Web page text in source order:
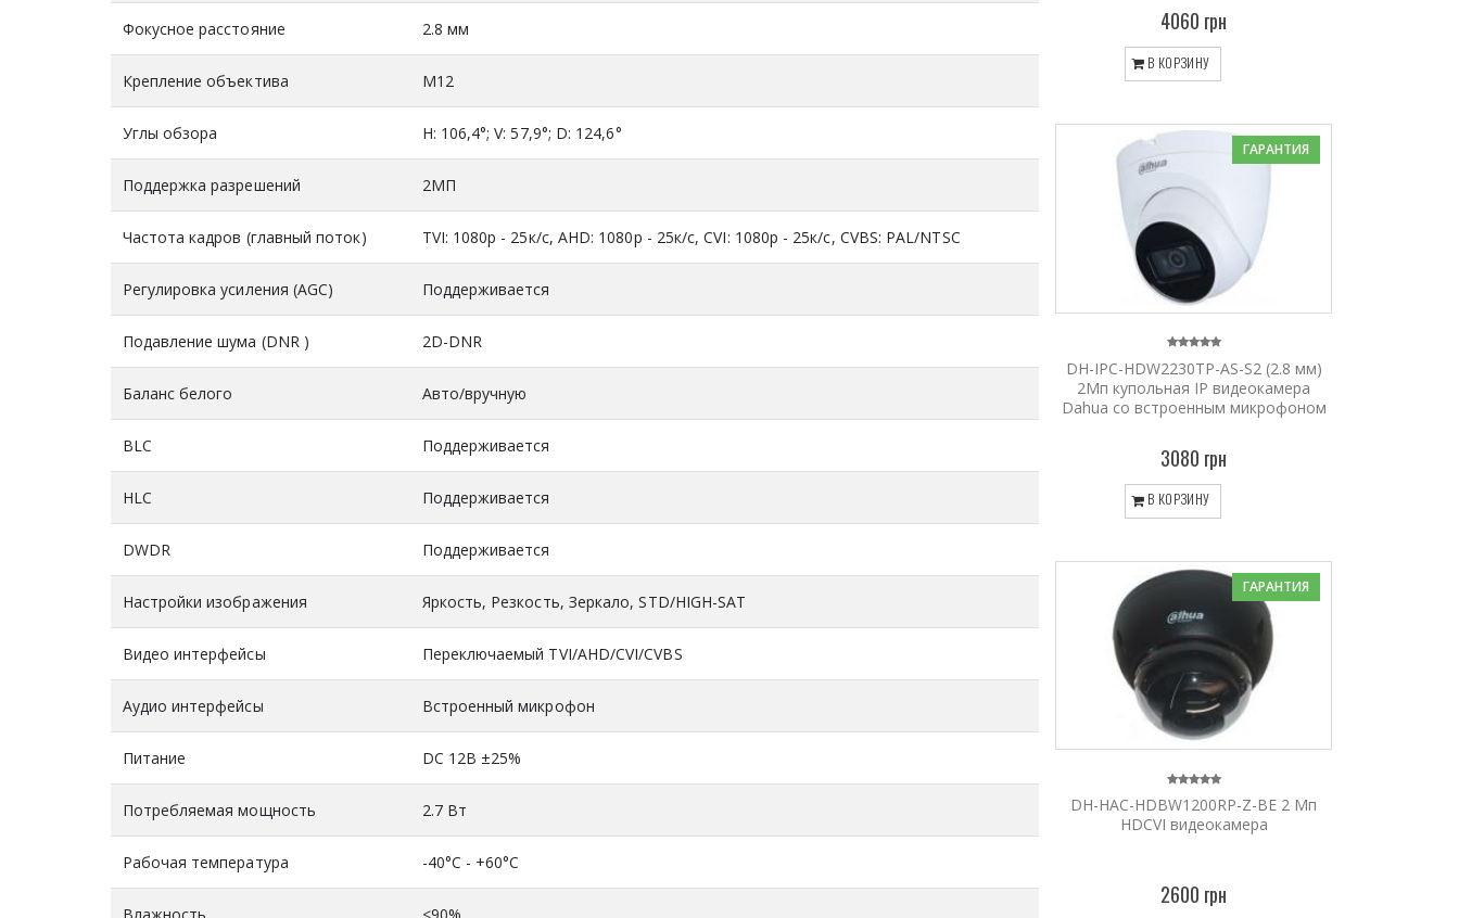
Фокусное расстояние 2.8 мм
Крепление объектива М12
Углы обзора H: 106,4°; V: 57,9°; D: 124,6°
Поддержка разрешений 2МП
Частота кадров (главный поток) TVI: 1080p - 25к/с, AHD: 1080p - 25к/с, CVI: 1080p - 25к/с, CVBS: PAL/NTSC
Регулировка усиления (AGC) Поддерживается
Подавление шума (DNR ) 2D-DNR
Баланс белого Авто/вручную
BLC Поддерживается
HLC Поддерживается
DWDR Поддерживается
Настройки изображения Яркость, Резкость, Зеркало, STD/HIGH-SAT
Видео интерфейсы Переключаемый TVI/AHD/CVI/CVBS
Аудио интерфейсы Встроенный микрофон
Питание DC 12В ±25%
Потребляемая мощность 2.7 Вт
Рабочая температура -40°C - +60°C
4060 грн
В КОРЗИНУ
ГАРАНТИЯ
DH-IPC-HDW2230TP-AS-S2 (2.8 мм)
2Мп купольная IP видеокамера
Dahua со встроенным микрофоном
3080 грн
В КОРЗИНУ
ГАРАНТИЯ
DH-HAC-HDBW1200RP-Z-BE 2 Мп
HDCVI видеокамера
2600 грн